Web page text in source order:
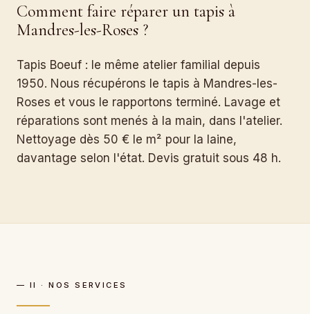
Comment faire réparer un tapis à
Mandres-les-Roses ?
Tapis Boeuf : le même atelier familial depuis
1950. Nous récupérons le tapis à Mandres-les-
Roses et vous le rapportons terminé. Lavage et
réparations sont menés à la main, dans l'atelier.
Nettoyage dès 50 € le m² pour la laine,
davantage selon l'état. Devis gratuit sous 48 h.
— II · NOS SERVICES